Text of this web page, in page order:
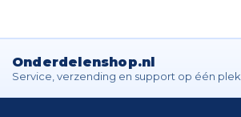
Onderdelenshop.nl
Service, verzending en support op één plek